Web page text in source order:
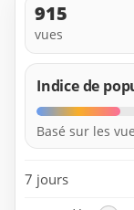
915
vues
Indice de
Basé sur les
7 jours